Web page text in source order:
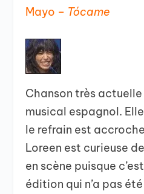
Mayo – Tócame
Chanson très
musical espagnol.
le refrain est
Loreen est curieuse
en scène puisque
édition qui n’a pas